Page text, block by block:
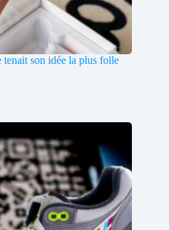
son idée la plus folle